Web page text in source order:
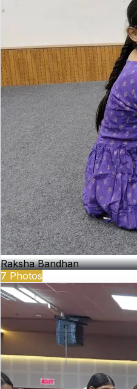
Raksha Bandhan
7 Photos